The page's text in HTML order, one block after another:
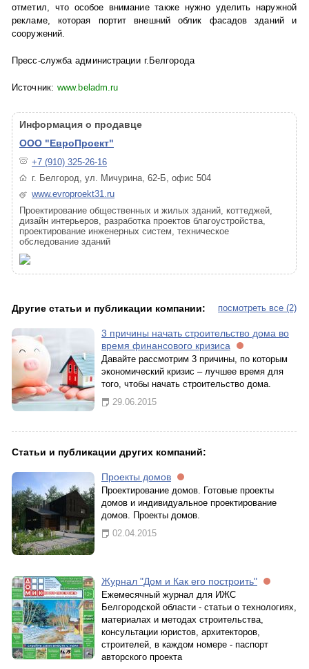
отметил, что особое внимание также нужно уделить наружной
рекламе, которая портит внешний облик фасадов зданий и
сооружений.
Пресс-служба администрации г.Белгорода
Источник: www.beladm.ru
Информация о продавце
ООО "ЕвроПроект"
+7 (910) 325-26-16
г. Белгород, ул. Мичурина, 62-Б, офис 504
www.evroproekt31.ru
Проектирование общественных и жилых зданий, коттеджей,
дизайн интерьеров, разработка проектов благоустройства,
проектирование инженерных систем, техническое
обследование зданий
посмотреть все (2)
Другие статьи и публикации компании:
3 причины начать строительство дома во
время финансового кризиса
Давайте рассмотрим 3 причины, по которым
экономический кризис – лучшее время для
того, чтобы начать строительство дома.
29.06.2015
Статьи и публикации других компаний:
Проекты домов
Проектирование домов. Готовые проекты
домов и индивидуальное проектирование
домов. Проекты домов.
02.04.2015
Журнал "Дом и Как его построить"
Ежемесячный журнал для ИЖС
Белгородской области - статьи о технологиях,
материалах и методах строительства,
консультации юристов, архитекторов,
строителей, в каждом номере - паспорт
авторского проекта